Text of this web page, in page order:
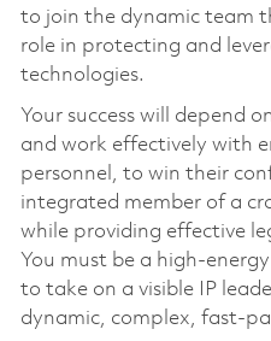
to join the dynamic team
role in protecting and
technologies.
Your success will depend
and work effectively with
personnel, to win their
integrated member of a
while providing effective
You must be a high-
to take on a visible IP
dynamic, complex, fast-